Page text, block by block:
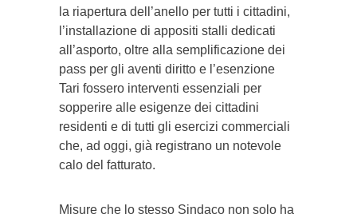
la riapertura dell’anello per tutti i cittadini,
l’installazione di appositi stalli dedicati
all’asporto, oltre alla semplificazione dei
pass per gli aventi diritto e l’esenzione
Tari fossero interventi essenziali per
sopperire alle esigenze dei cittadini
residenti e di tutti gli esercizi commerciali
che, ad oggi, già registrano un notevole
calo del fatturato.
Misure che lo stesso Sindaco non solo ha